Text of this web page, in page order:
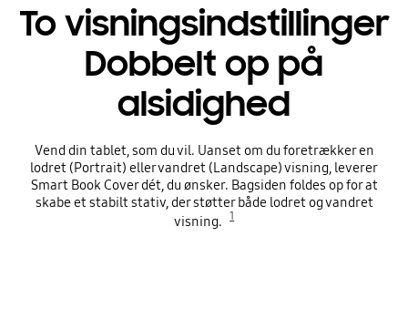
To visningsindstillinger
Dobbelt op på
alsidighed
Vend din tablet, som du vil. Uanset om du foretrækker en
lodret (Portrait) eller vandret (Landscape) visning, leverer
Smart Book Cover dét, du ønsker. Bagsiden foldes op for at
skabe et stabilt stativ, der støtter både lodret og vandret
visning.
1